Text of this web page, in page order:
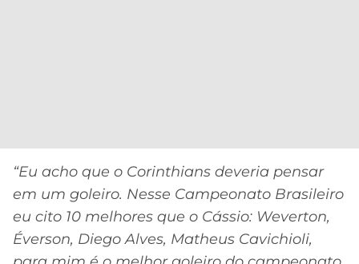
MG
CRUZEIRO
“Eu acho que o Corinthians deveria pensar
em um goleiro. Nesse Campeonato Brasileiro
eu cito 10 melhores que o Cássio: Weverton,
Éverson, Diego Alves, Matheus Cavichioli,